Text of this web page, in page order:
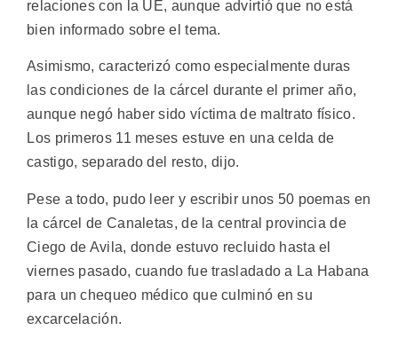
relaciones con la UE, aunque advirtió que no está
bien informado sobre el tema.
Asimismo, caracterizó como especialmente duras
las condiciones de la cárcel durante el primer año,
aunque negó haber sido víctima de maltrato físico.
Los primeros 11 meses estuve en una celda de
castigo, separado del resto, dijo.
Pese a todo, pudo leer y escribir unos 50 poemas en
la cárcel de Canaletas, de la central provincia de
Ciego de Avila, donde estuvo recluido hasta el
viernes pasado, cuando fue trasladado a La Habana
para un chequeo médico que culminó en su
excarcelación.